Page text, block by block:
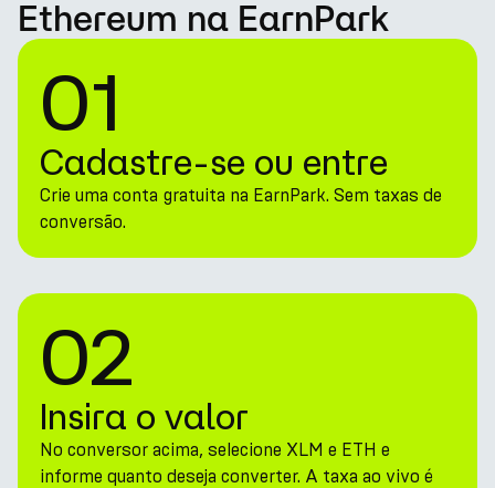
Ethereum na EarnPark
01
Cadastre-se ou entre
Crie uma conta gratuita na EarnPark. Sem taxas de
conversão.
02
Insira o valor
No conversor acima, selecione XLM e ETH e
informe quanto deseja converter. A taxa ao vivo é